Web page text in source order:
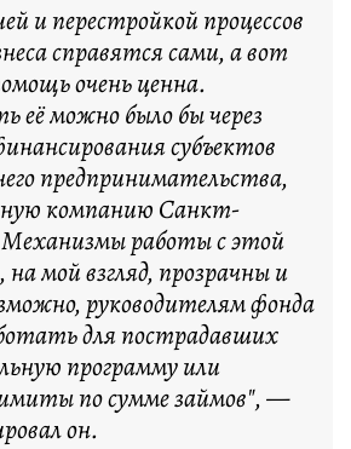
и перестройкой процессов
справятся сами, а вот
очень ценна.
её можно было бы через
субъектов
предпринимательства,
компанию Санкт-
работы с этой
на мой взгляд, прозрачны и
руководителям фонда
для пострадавших
программу или
по сумме займов", —
он.